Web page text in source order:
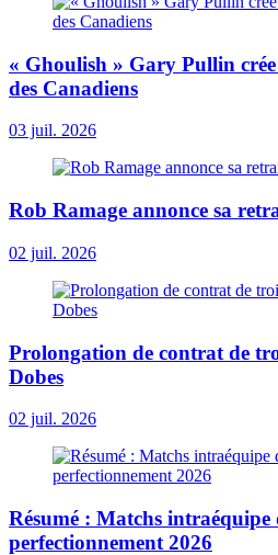
« Ghoulish » Gary Pullin
des Canadiens
03 juil. 2026
Rob Ramage annonce sa
02 juil. 2026
Prolongation de contrat de
Dobes
02 juil. 2026
Résumé : Matchs
perfectionnement 2026